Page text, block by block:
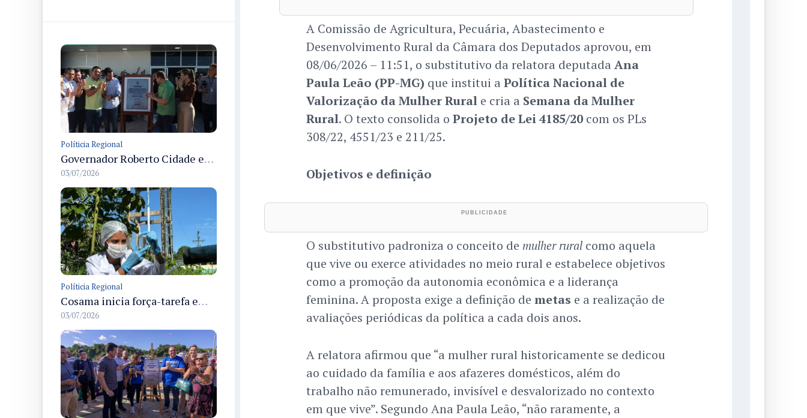
Políticia Regional
Governador Roberto Cidade entrega readequação do ambulatório da FCecon e amplia capacidade de atendimento oncológico em Manaus
03/07/2026
Políticia Regional
Cosama inicia força-tarefa em Anamã para fortalecer abastecimento de água e segurança hídrica da população
03/07/2026
A Comissão de Agricultura, Pecuária, Abastecimento e
Desenvolvimento Rural da Câmara dos Deputados aprovou, em
08/06/2026 – 11:51, o substitutivo da relatora deputada Ana
Paula Leão (PP-MG) que institui a Política Nacional de
Valorização da Mulher Rurale cria a Semana da Mulher
Rural. O texto consolida o Projeto de Lei 4185/20com os PLs
308/22, 4551/23 e 211/25.
Objetivos e definição
O substitutivo padroniza o conceito de mulher ruralcomo aquela
que vive ou exerce atividades no meio rural e estabelece objetivos
como a promoção da autonomia econômica e a liderança
feminina. A proposta exige a definição de metas e a realização de
avaliações periódicas da política a cada dois anos.
A relatora afirmou que “a mulher rural historicamente se dedicou
ao cuidado da família e aos afazeres domésticos, além do
trabalho não remunerado, invisível e desvalorizado no contexto
em que vive”. Segundo Ana Paula Leão, “não raramente, a